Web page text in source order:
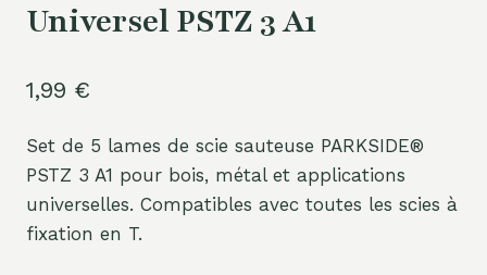
Universel PSTZ 3 A1
1,99 €
Set de 5 lames de scie sauteuse PARKSIDE®
PSTZ 3 A1 pour bois, métal et applications
universelles. Compatibles avec toutes les scies à
fixation en T.